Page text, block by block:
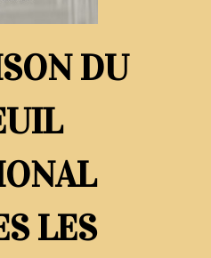
DU
LES